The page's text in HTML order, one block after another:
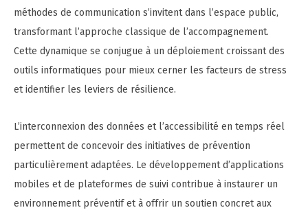
méthodes de communication s’invitent dans l’espace public,
transformant l’approche classique de l’accompagnement.
Cette dynamique se conjugue à un déploiement croissant des
outils informatiques pour mieux cerner les facteurs de stress
et identifier les leviers de résilience.
L’interconnexion des données et l’accessibilité en temps réel
permettent de concevoir des initiatives de prévention
particulièrement adaptées. Le développement d’applications
mobiles et de plateformes de suivi contribue à instaurer un
environnement préventif et à offrir un soutien concret aux